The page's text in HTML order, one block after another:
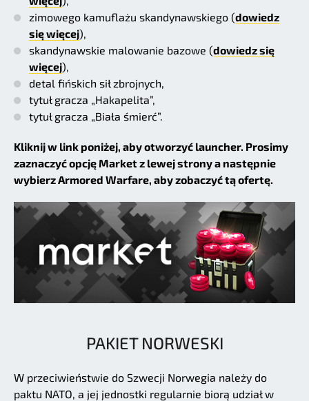
zimowego kamuflażu skandynawskiego (dowiedz
się więcej),
skandynawskie malowanie bazowe (dowiedz się
więcej),
detal fińskich sił zbrojnych,
tytuł gracza „Hakapelita”,
tytuł gracza „Biała śmierć”.
Kliknij w link poniżej, aby otworzyć launcher. Prosimy
zaznaczyć opcję Market z lewej strony a następnie
wybierz Armored Warfare, aby zobaczyć tą ofertę.
PAKIET NORWESKI
W przeciwieństwie do Szwecji Norwegia należy do
paktu NATO, a jej jednostki regularnie biorą udział w